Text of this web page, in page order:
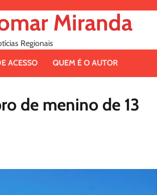
Miranda
Regionais
ACESSO QUEM É O AUTOR
de menino de 13